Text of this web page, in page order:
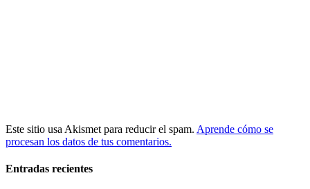
Este sitio usa Akismet para reducir el spam. Aprende cómo se
procesan los datos de tus comentarios.
Entradas recientes